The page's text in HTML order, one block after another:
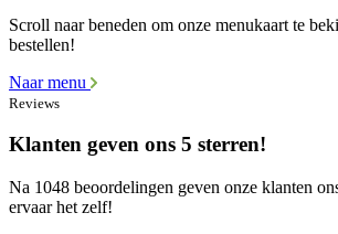
Scroll naar beneden om onze menukaart te
bestellen!
Naar menu
Reviews
Klanten geven ons 5 sterren!
Na 1048 beoordelingen geven onze klanten
ervaar het zelf!